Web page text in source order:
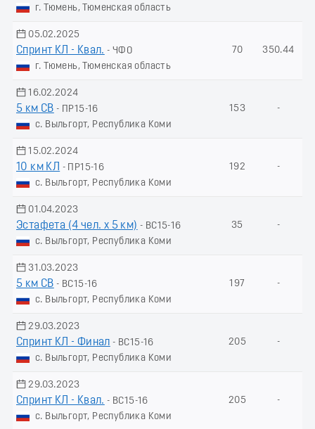
г. Тюмень, Тюменская область
05.02.2025
Спринт КЛ - Квал. - ЧФО
г. Тюмень, Тюменская область
70 350.44
16.02.2024
5 км СВ - ПР15-16
с. Выльгорт, Республика Коми
153 -
15.02.2024
10 км КЛ
- ПР15-16
с. Выльгорт, Республика Коми
192 -
01.04.2023
Эстафета (4 чел. х 5 км) - ВС15-16
с. Выльгорт, Республика Коми
35 -
31.03.2023
5 км СВ - ВС15-16
с. Выльгорт, Республика Коми
197 -
29.03.2023
Спринт КЛ - Финал - ВС15-16
с. Выльгорт, Республика Коми
205 -
29.03.2023
Спринт КЛ - Квал. - ВС15-16
с. Выльгорт, Республика Коми
205 -